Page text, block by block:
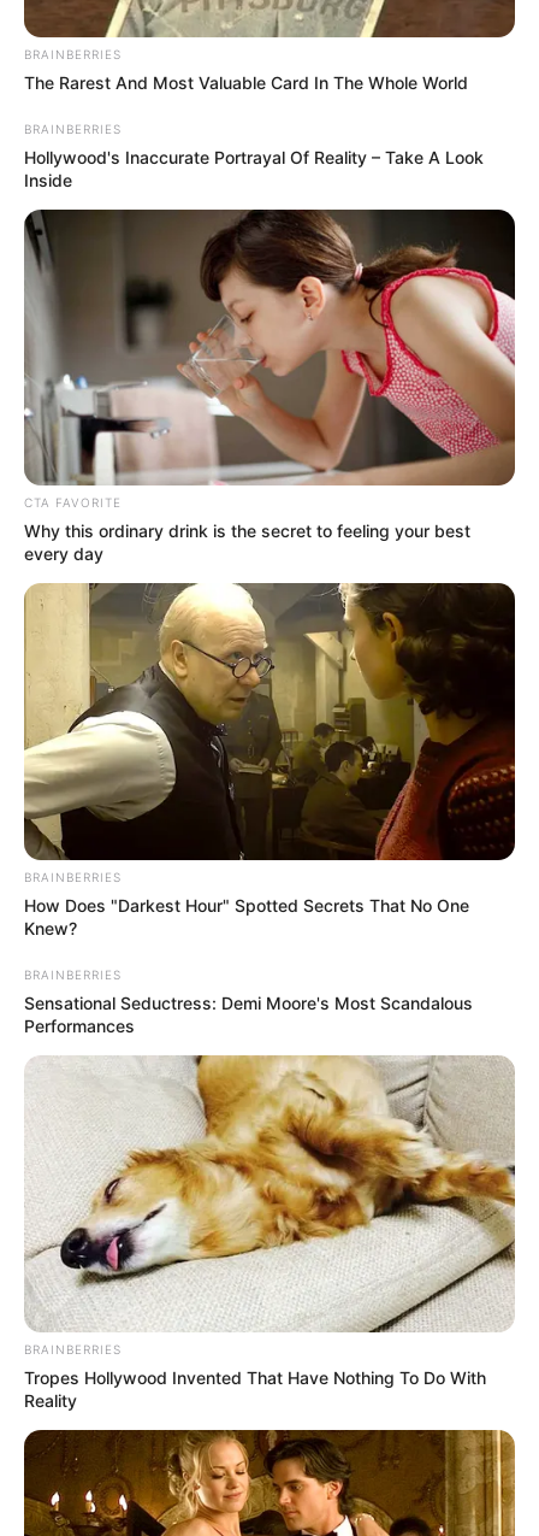
PostedFriss hírek
Nem várt tovább! Itt van Magyar
Péter nagy bejelentése
by December 30, 2025
BRAINBERRIES
The Rarest And Most Valuable Card In The Whole World
BRAINBERRIES
Hollywood's Inaccurate Portrayal Of Reality – Take A Look
Inside
CTA FAVORITE
Why this ordinary drink is the secret to feeling your best
every day
BRAINBERRIES
How Does "Darkest Hour" Spotted Secrets That No One
Knew?
BRAINBERRIES
Sensational Seductress: Demi Moore's Most Scandalous
Performances
BRAINBERRIES
Tropes Hollywood Invented That Have Nothing To Do With
Reality